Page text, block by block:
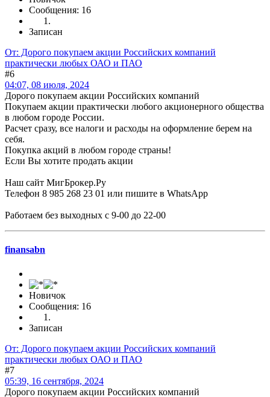
Сообщения: 16
Записан
От: Дорого покупаем акции Российских компаний
практически любых ОАО и ПАО
#6
04:07, 08 июля, 2024
Дорого покупаем акции Российских компаний
Покупаем акции практически любого акционерного общества
в любом городе России.
Расчет сразу, все налоги и расходы на оформление берем на
себя.
Покупка акций в любом городе страны!
Если Вы хотите продать акции
Наш сайт МигБрокер.Ру
Телефон 8 985 268 23 01 или пишите в WhatsApp
Работаем без выходных с 9-00 до 22-00
finansabn
Новичок
Сообщения: 16
Записан
От: Дорого покупаем акции Российских компаний
практически любых ОАО и ПАО
#7
05:39, 16 сентября, 2024
Дорого покупаем акции Российских компаний